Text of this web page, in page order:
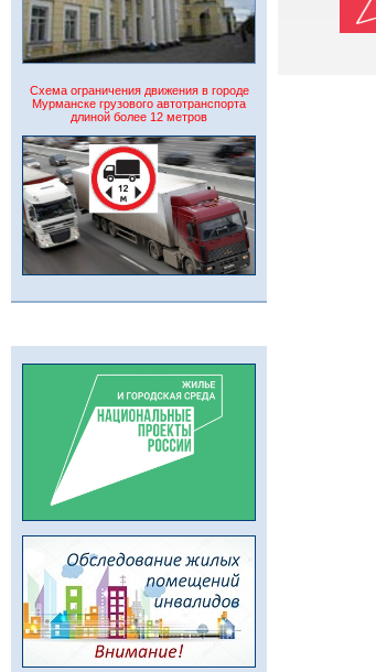
Схема ограничения движения в городе
Мурманске грузового автотранспорта
длиной более 12 метров